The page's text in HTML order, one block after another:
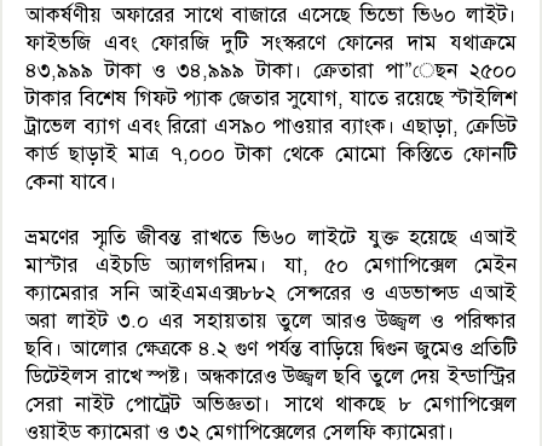
আকর্ষণীয় অফারের সাথে বাজারে এসেছে ভিভো ভি৬০ লাইট।
ফাইভজি এবং ফোরজি দুটি সংস্করণে ফোনের দাম যথাক্রমে
৪৩,৯৯৯ টাকা ও ৩৪,৯৯৯ টাকা। ক্রেতারা পা”েছন ২৫০০
টাকার বিশেষ গিফট প্যাক জেতার সুযোগ, যাতে রয়েছে স্টাইলিশ
ট্রাভেল ব্যাগ এবং রিরো এস৯০ পাওয়ার ব্যাংক। এছাড়া, ক্রেডিট
কার্ড ছাড়াই মাত্র ৭,০০০ টাকা থেকে মোমো কিস্তিতে ফোনটি
কেনা যাবে।
ভ্রমণের স্মৃতি জীবন্ত রাখতে ভি৬০ লাইটে যুক্ত হয়েছে এআই
মাস্টার এইচডি অ্যালগরিদম। যা, ৫০ মেগাপিক্সেল মেইন
ক্যামেরার সনি আইএমএক্স৮৮২ সেন্সরের ও এডভান্সড এআই
অরা লাইট ৩.০ এর সহায়তায় তুলে আরও উজ্জ্বল ও পরিষ্কার
ছবি। আলোর ক্ষেত্রকে ৪.২ গুণ পর্যন্ত বাড়িয়ে দ্বিগুন জুমেও প্রতিটি
ডিটেইলস রাখে স্পষ্ট। অন্ধকারেও উজ্জ্বল ছবি তুলে দেয় ইন্ডাস্ট্রির
সেরা নাইট পোট্রেট অভিজ্ঞতা। সাথে থাকছে ৮ মেগাপিক্সেল
ওয়াইড ক্যামেরা ও ৩২ মেগাপিক্সেলের সেলফি ক্যামেরা।